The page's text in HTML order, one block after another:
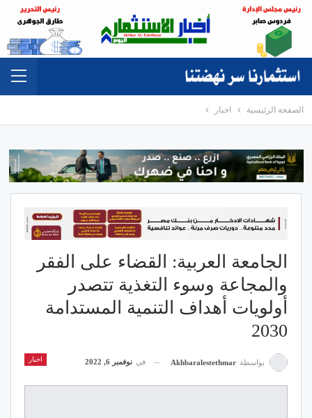
الصفحة الرئيسية اخبار
الجامعة العربية: القضاء على الفقر
والمجاعة وسوء التغذية تتصدر
أولويات أهداف التنمية المستدامة
2030
اخبار بواسطة Akhbaralestethmar في نوفمبر 6, 2022